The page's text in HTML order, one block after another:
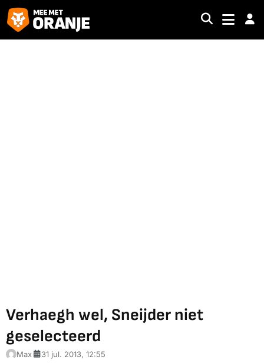
Verhaegh wel, Sneijder niet
geselecteerd
Max 31 jul. 2013, 12:55